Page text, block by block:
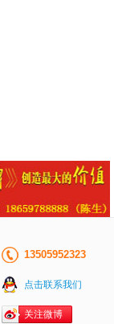
13505952323
点击联系我们
关注微博